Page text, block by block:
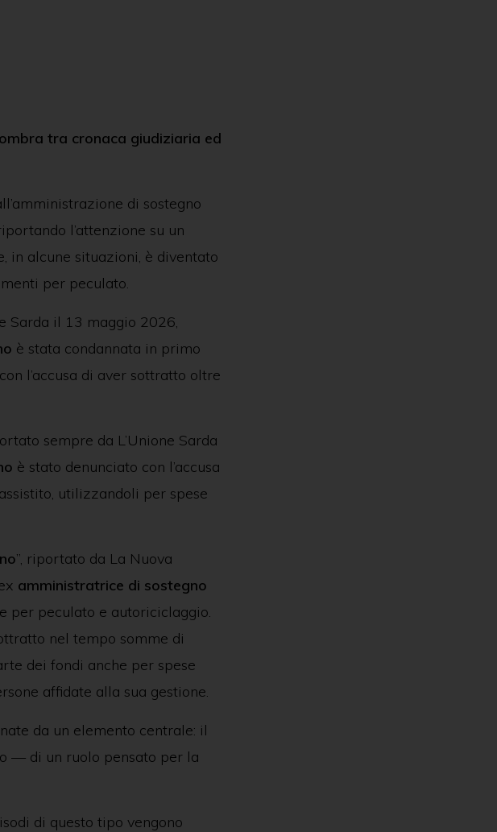
tra cronaca giudiziaria ed
di sostegno
l’attenzione su un
in alcune situazioni, è diventato
per peculato.
Sarda il 13 maggio 2026,
è stata condannata in primo
l’accusa di aver sottratto oltre
sempre da L’Unione Sarda
è stato denunciato con l’accusa
utilizzandoli per spese
”, riportato da La Nuova
amministratrice di sostegno
per peculato e autoriciclaggio.
nel tempo somme di
dei fondi anche per spese
affidate alla sua gestione.
da un elemento centrale: il
— di un ruolo pensato per la
di questo tipo vengono